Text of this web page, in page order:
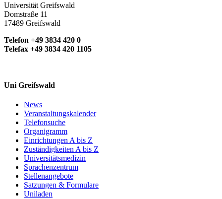
Universität Greifswald
Domstraße 11
17489 Greifswald
Telefon +49 3834 420 0
Telefax +49 3834 420 1105
Uni Greifswald
News
Veranstaltungskalender
Telefonsuche
Organigramm
Einrichtungen A bis Z
Zuständigkeiten A bis Z
Universitätsmedizin
Sprachenzentrum
Stellenangebote
Satzungen & Formulare
Uniladen